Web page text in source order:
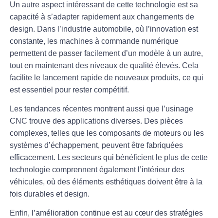
Un autre aspect intéressant de cette technologie est sa
capacité à s’adapter rapidement aux changements de
design. Dans l’industrie automobile, où l’innovation est
constante, les machines à commande numérique
permettent de passer facilement d’un modèle à un autre,
tout en maintenant des niveaux de qualité élevés. Cela
facilite le lancement rapide de nouveaux produits, ce qui
est essentiel pour rester compétitif.
Les tendances récentes montrent aussi que l’usinage
CNC trouve des applications diverses. Des pièces
complexes, telles que les composants de moteurs ou les
systèmes d’échappement, peuvent être fabriquées
efficacement. Les secteurs qui bénéficient le plus de cette
technologie comprennent également l’intérieur des
véhicules, où des éléments esthétiques doivent être à la
fois durables et design.
Enfin, l’amélioration continue est au cœur des stratégies